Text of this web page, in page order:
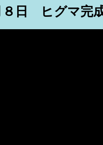
８日 ヒグマ完